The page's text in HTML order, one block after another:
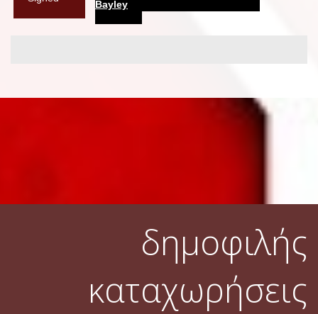
Bayley
δημοφιλής
καταχωρήσεις